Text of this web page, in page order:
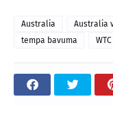
Australia Australia
tempa bavuma